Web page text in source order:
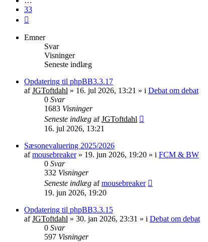
33
Emner
Svar
Visninger
Seneste indlæg
Opdatering til phpBB3.3.17
afJGToftdahl » 16. jul 2026, 13:21 » i Debat om debat
0 Svar
1683 Visninger
Seneste indlæg afJGToftdahl
16. jul 2026, 13:21
Sæsonevaluering 2025/2026
afmousebreaker» 19. jun 2026, 19:20 » i FCM & BW
0 Svar
332 Visninger
Seneste indlæg afmousebreaker
19. jun 2026, 19:20
Opdatering til phpBB3.3.15
afJGToftdahl » 30. jan 2026, 23:31 » i Debat om debat
0 Svar
597 Visninger